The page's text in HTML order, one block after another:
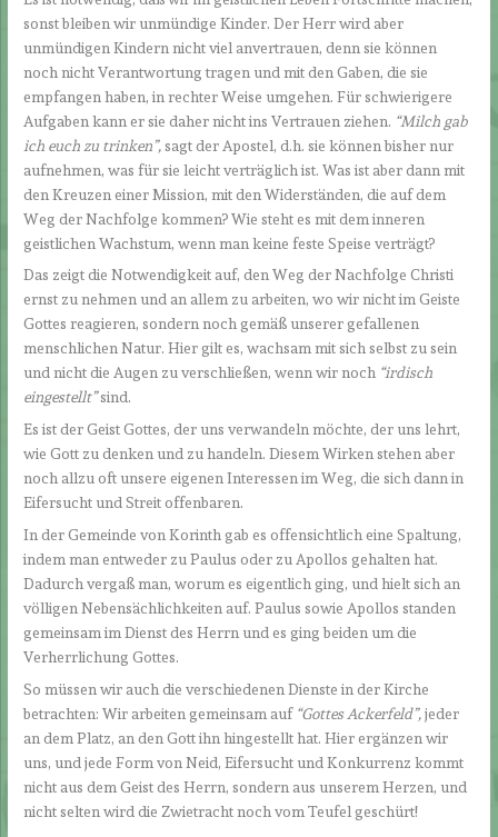
sonst bleiben wir unmündige Kinder. Der Herr wird aber
unmündigen Kindern nicht viel anvertrauen, denn sie können
noch nicht Verantwortung tragen und mit den Gaben, die sie
empfangen haben, in rechter Weise umgehen. Für schwierigere
Aufgaben kann er sie daher nicht ins Vertrauen ziehen. “Milch gab
ich euch zu trinken”,sagt der Apostel, d.h. sie können bisher nur
aufnehmen, was für sie leicht verträglich ist. Was ist aber dann mit
den Kreuzen einer Mission, mit den Widerständen, die auf dem
Weg der Nachfolge kommen? Wie steht es mit dem inneren
geistlichen Wachstum, wenn man keine feste Speise verträgt?
Das zeigt die Notwendigkeit auf, den Weg der Nachfolge Christi
ernst zu nehmen und an allem zu arbeiten, wo wir nicht im Geiste
Gottes reagieren, sondern noch gemäß unserer gefallenen
menschlichen Natur. Hier gilt es, wachsam mit sich selbst zu sein
und nicht die Augen zu verschließen, wenn wir noch “irdisch
eingestellt”sind.
Es ist der Geist Gottes, der uns verwandeln möchte, der uns lehrt,
wie Gott zu denken und zu handeln. Diesem Wirken stehen aber
noch allzu oft unsere eigenen Interessen im Weg, die sich dann in
Eifersucht und Streit offenbaren.
In der Gemeinde von Korinth gab es offensichtlich eine Spaltung,
indem man entweder zu Paulus oder zu Apollos gehalten hat.
Dadurch vergaß man, worum es eigentlich ging, und hielt sich an
völligen Nebensächlichkeiten auf. Paulus sowie Apollos standen
gemeinsam im Dienst des Herrn und es ging beiden um die
Verherrlichung Gottes.
So müssen wir auch die verschiedenen Dienste in der Kirche
betrachten: Wir arbeiten gemeinsam auf “Gottes Ackerfeld”,jeder
an dem Platz, an den Gott ihn hingestellt hat. Hier ergänzen wir
uns, und jede Form von Neid, Eifersucht und Konkurrenz kommt
nicht aus dem Geist des Herrn, sondern aus unserem Herzen, und
nicht selten wird die Zwietracht noch vom Teufel geschürt!